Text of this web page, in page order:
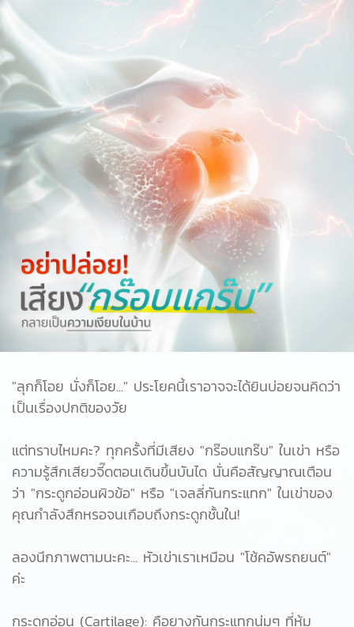
"ลุกก็โอย นั่งก็โอย..." ประโยคนี้เราอาจจะได้ยินบ่อยจนคิดว่า
เป็นเรื่องปกติของวัย
แต่ทราบไหมคะ? ทุกครั้งที่มีเสียง "กร๊อบแกร๊บ" ในเข่า หรือ
ความรู้สึกเสียวจี๊ดตอนเดินขึ้นบันได นั่นคือสัญญาณเตือน
ว่า "กระดูกอ่อนผิวข้อ" หรือ "เจลลี่กันกระแทก" ในเข่าของ
คุณกำลังสึกหรอจนเกือบถึงกระดูกชั้นใน!
ลองนึกภาพตามนะคะ... หัวเข่าเราเหมือน "โช้คอัพรถยนต์"
ค่ะ
กระดูกอ่อน (Cartilage): คือยางกันกระแทกนุ่มๆ ที่หุ้ม